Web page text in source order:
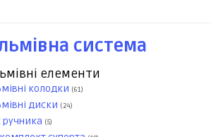
система
елементи
колодки (61)
диски (24)
ручника (5)